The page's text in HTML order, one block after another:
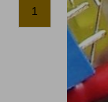
1